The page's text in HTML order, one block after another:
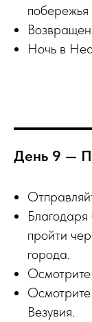
побережья
Ночь в
День 9 —
пройти
города.
Везувия.